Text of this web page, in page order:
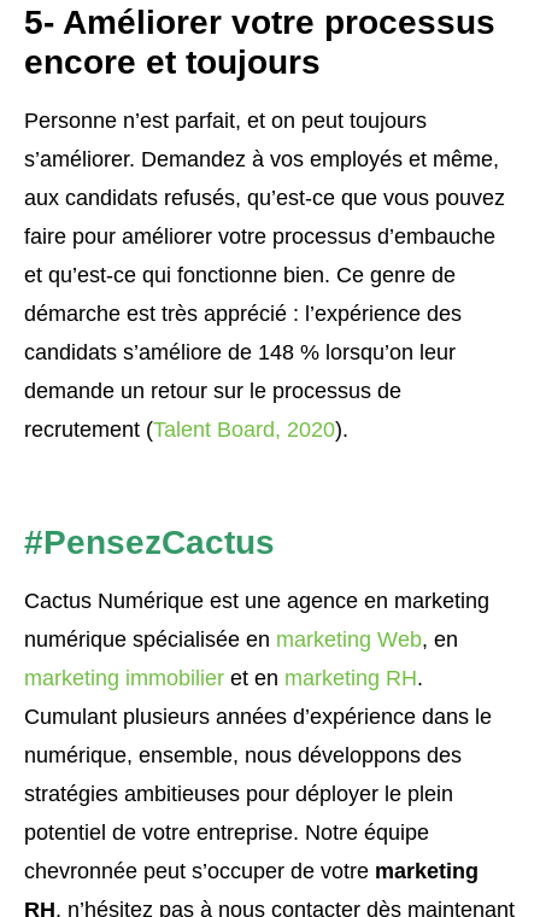
5- Améliorer votre processus
encore et toujours
Personne n’est parfait, et on peut toujours
s’améliorer. Demandez à vos employés et même,
aux candidats refusés, qu’est-ce que vous pouvez
faire pour améliorer votre processus d’embauche
et qu’est-ce qui fonctionne bien. Ce genre de
démarche est très apprécié : l’expérience des
candidats s’améliore de 148 % lorsqu’on leur
demande un retour sur le processus de
recrutement (Talent Board, 2020).
#PensezCactus
Cactus Numérique est une agence en marketing
numérique spécialisée en marketing Web, en
marketing immobilier et en marketing RH.
Cumulant plusieurs années d’expérience dans le
numérique, ensemble, nous développons des
stratégies ambitieuses pour déployer le plein
potentiel de votre entreprise. Notre équipe
chevronnée peut s’occuper de votre marketing
RH, n’hésitez pas à nous contacter dès maintenant